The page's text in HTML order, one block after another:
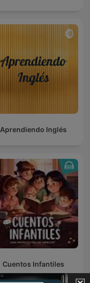
Aprendiendo Inglés
Cuentos Infantiles